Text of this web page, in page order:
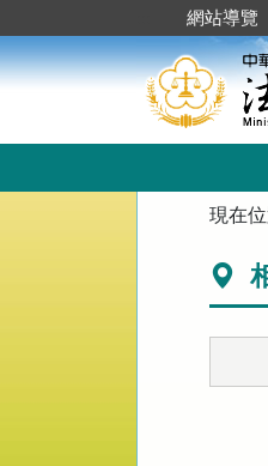
到
主
要
網站導覽
現在